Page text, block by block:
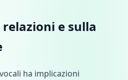
e sulla
ha implicazioni